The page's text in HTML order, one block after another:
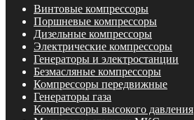
Винтовые компрессоры
Поршневые компрессоры
Дизельные компрессоры
Электрические компрессоры
Генераторы и электростанции
Безмасляные компрессоры
Компрессоры передвижные
Генераторы газа
Компрессоры высокого давления